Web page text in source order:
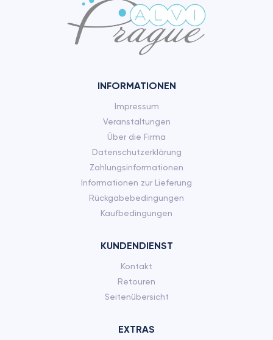
INFORMATIONEN
Impressum
Veranstaltungen
Über die Firma
Datenschutzerklärung
Zahlungsinformationen
Informationen zur Lieferung
Rückgabebedingungen
Kaufbedingungen
KUNDENDIENST
Kontakt
Retouren
Seitenübersicht
EXTRAS